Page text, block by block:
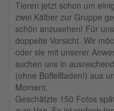
Tieren jetzt schon um
zwei Kälber zur Gruppe
schön anzusehen! Für
doppelte Vorsicht. Wir
oder sie mit unserer
suchen uns in
(ohne Büffelfladen!) aus
Moment.
Geschätzte 150 Fotos